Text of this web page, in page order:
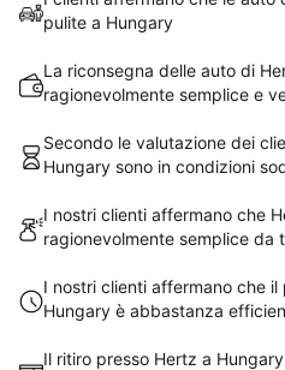
pulite a Hungary
La riconsegna delle auto di
ragionevolmente semplice e
Secondo le valutazione dei
Hungary sono in condizioni
I nostri clienti affermano che
ragionevolmente semplice da
I nostri clienti affermano che il
Hungary è abbastanza
Il ritiro presso Hertz a